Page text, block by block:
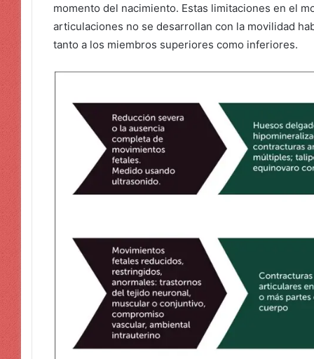
momento del nacimiento. Estas limitaciones en el
articulaciones no se desarrollan con la movilidad
tanto a los miembros superiores como inferiores.